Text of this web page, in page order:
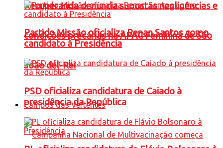
Recuperanda denuncia supostas negligências e
condições precárias na APAC Feminina de São
João del-Rei
Campos das Vertentes
Partido Missão oficializa Renan Santos como
candidato à Presidência
PSD oficializa candidatura de Caiado à
presidência da República